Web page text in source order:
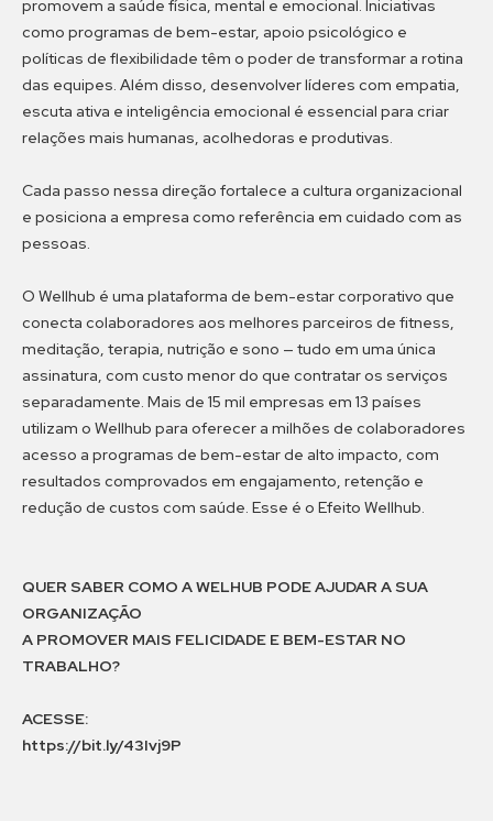
promovem a saúde física, mental e emocional. Iniciativas
como programas de bem-estar, apoio psicológico e
políticas de flexibilidade têm o poder de transformar a rotina
das equipes. Além disso, desenvolver líderes com empatia,
escuta ativa e inteligência emocional é essencial para criar
relações mais humanas, acolhedoras e produtivas.
Cada passo nessa direção fortalece a cultura organizacional
e posiciona a empresa como referência em cuidado com as
pessoas.
O Wellhub é uma plataforma de bem-estar corporativo que
conecta colaboradores aos melhores parceiros de fitness,
meditação, terapia, nutrição e sono — tudo em uma única
assinatura, com custo menor do que contratar os serviços
separadamente. Mais de 15 mil empresas em 13 países
utilizam o Wellhub para oferecer a milhões de colaboradores
acesso a programas de bem-estar de alto impacto, com
resultados comprovados em engajamento, retenção e
redução de custos com saúde. Esse é o Efeito Wellhub.
QUER SABER COMO A WELHUB PODE AJUDAR A SUA
ORGANIZAÇÃO
A PROMOVER MAIS FELICIDADE E BEM-ESTAR NO
TRABALHO?
ACESSE:
https://bit.ly/43Ivj9P